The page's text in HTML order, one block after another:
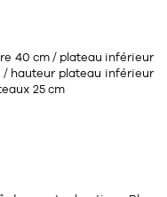
40 cm / plateau inférieur
hauteur plateau inférieur
25 cm